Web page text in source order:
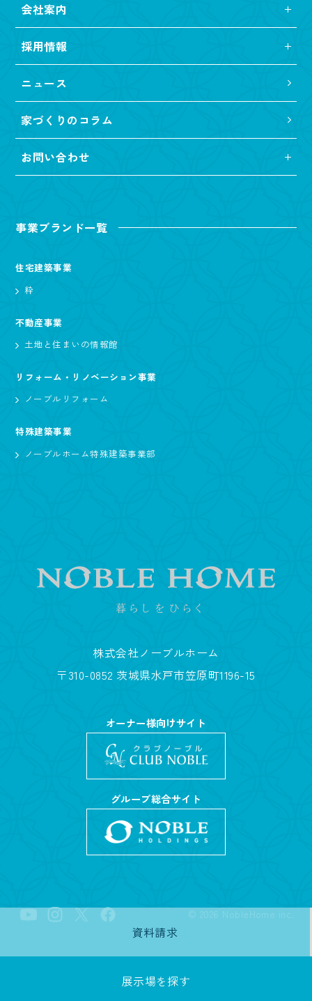
会社案内
採用情報
ニュース
家づくりのコラム
お問い合わせ
事業ブランド一覧
住宅建築事業
粋
不動産事業
土地と住まいの情報館
リフォーム・リノベーション事業
ノーブルリフォーム
特殊建築事業
ノーブルホーム特殊建築事業部
株式会社ノーブルホーム
〒310-0852 茨城県水戸市笠原町1196-15
オーナー様向けサイト
グループ総合サイト
© 2026 NobleHome inc.
資料請求
展示場を探す